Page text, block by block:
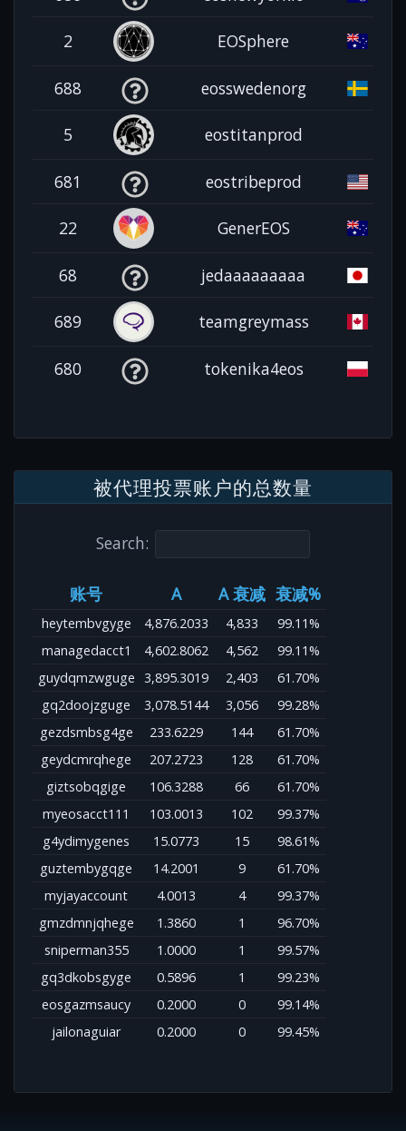
2 EOSphere
688 eosswedenorg
5 eostitanprod
681 eostribeprod
22 GenerEOS
68 jedaaaaaaaaa
689 teamgreymass
680 tokenika4eos
被代理投票账户的总数量
Search:
账号 A A 衰减 衰减%
heytembvgyge 4,876.2033 4,833
99.11%
managedacct1
4,602.8062 4,562
99.11%
guydqmzwguge 3,895.3019 2,403
61.70%
gq2doojzguge
3,078.5144 3,056
99.28%
gezdsmbsg4ge
233.6229 144
61.70%
geydcmrqhege
207.2723 128
61.70%
giztsobqgige
106.3288 66
61.70%
myeosacct111
103.0013 102
99.37%
g4ydimygenes
15.0773 15
98.61%
guztembygqge
14.2001 9
61.70%
myjayaccount
4.0013 4
99.37%
gmzdmnjqhege
1.3860 1
96.70%
sniperman355
1.0000 1
99.57%
gq3dkobsgyge
0.5896 1
99.23%
eosgazmsaucy
0.2000 0
99.14%
jailonaguiar
0.2000 0 99.45%